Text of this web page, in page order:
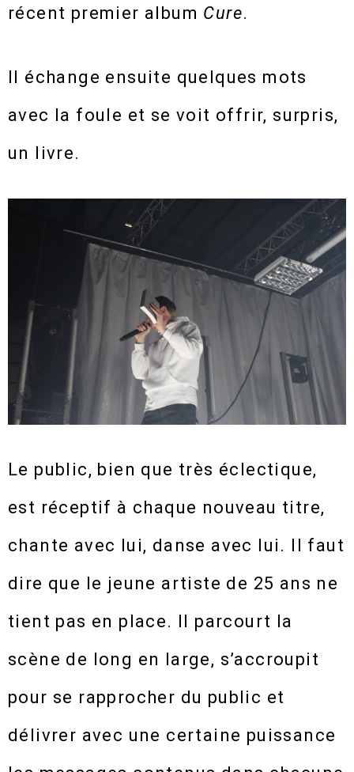
récent premier album Cure.
Il échange ensuite quelques mots
avec la foule et se voit offrir, surpris,
un livre.
Le public, bien que très éclectique,
est réceptif à chaque nouveau titre,
chante avec lui, danse avec lui. Il faut
dire que le jeune artiste de 25 ans ne
tient pas en place. Il parcourt la
scène de long en large, s’accroupit
pour se rapprocher du public et
délivrer avec une certaine puissance